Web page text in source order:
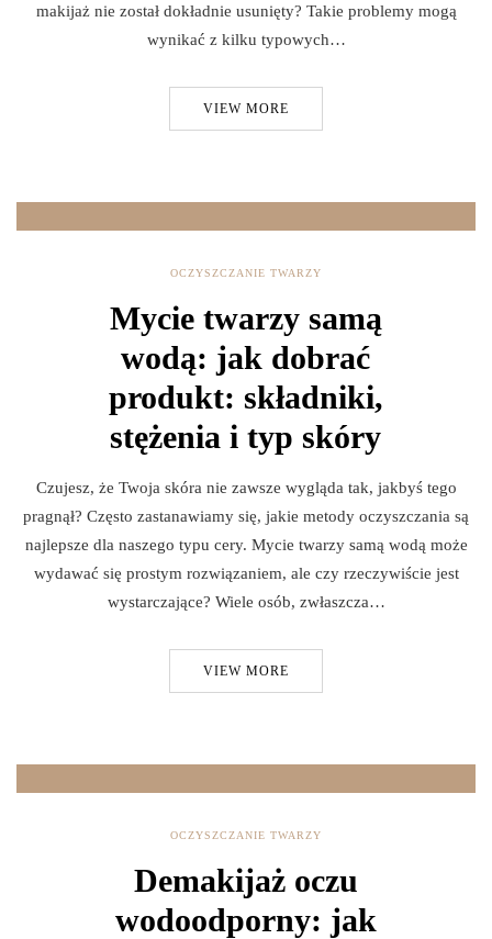
makijaż nie został dokładnie usunięty? Takie problemy mogą
wynikać z kilku typowych…
VIEW MORE
OCZYSZCZANIE TWARZY
Mycie twarzy samą
wodą: jak dobrać
produkt: składniki,
stężenia i typ skóry
Czujesz, że Twoja skóra nie zawsze wygląda tak, jakbyś tego
pragnął? Często zastanawiamy się, jakie metody oczyszczania są
najlepsze dla naszego typu cery. Mycie twarzy samą wodą może
wydawać się prostym rozwiązaniem, ale czy rzeczywiście jest
wystarczające? Wiele osób, zwłaszcza…
VIEW MORE
OCZYSZCZANIE TWARZY
Demakijaż oczu
wodoodporny: jak